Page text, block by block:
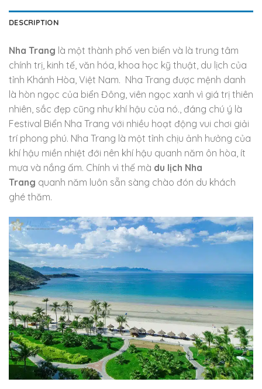
DESCRIPTION
Nha Trang là một thành phố ven biển và là trung tâm
chính trị, kinh tế, văn hóa, khoa học kỹ thuật, du lịch của
tỉnh Khánh Hòa, Việt Nam. Nha Trang được mệnh danh
là hòn ngọc của biển Đông, viên ngọc xanh vì giá trị thiên
nhiên, sắc đẹp cũng như khí hậu của nó., đáng chú ý là
Festival Biển Nha Trang với nhiều hoạt động vui chơi giải
trí phong phú. Nha Trang là một tỉnh chịu ảnh hưởng của
khí hậu miền nhiệt đới nên khí hậu quanh năm ôn hòa, ít
mưa và nắng ấm. Chính vì thế mà du lịch Nha
Trang quanh năm luôn sẵn sàng chào đón du khách
ghé thăm.